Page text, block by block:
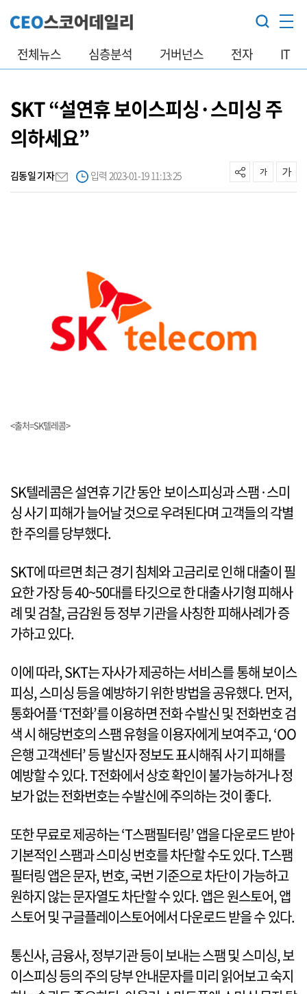
전체뉴스 심층분석 거버넌스 전자 IT
SKT “설연휴 보이스피싱·스미싱 주
의하세요”
김동일 기자 입력 2023-01-19 11:13:25
<출처=SK텔레콤>
SK텔레콤은 설연휴 기간 동안 보이스피싱과 스팸·스미
싱 사기 피해가 늘어날 것으로 우려된다며 고객들의 각별
한 주의를 당부했다.
SKT에 따르면 최근 경기 침체와 고금리로 인해 대출이 필
요한 가장 등 40~50대를 타깃으로 한 대출사기형 피해사
례 및 검찰, 금감원 등 정부 기관을 사칭한 피해사례가 증
가하고 있다.
이에 따라, SKT는 자사가 제공하는 서비스를 통해 보이스
피싱, 스미싱 등을 예방하기 위한 방법을 공유했다. 먼저,
통화어플 ‘T전화’를 이용하면 전화 수발신 및 전화번호 검
색 시 해당번호의 스팸 유형을 이용자에게 보여주고, ‘OO
은행 고객센터’ 등 발신자 정보도 표시해줘 사기 피해를
예방할 수 있다. T전화에서 상호 확인이 불가능하거나 정
보가 없는 전화번호는 수발신에 주의하는 것이 좋다.
또한 무료로 제공하는 ‘T스팸필터링’ 앱을 다운로드 받아
기본적인 스팸과 스미싱 번호를 차단할 수도 있다. T스팸
필터링 앱은 문자, 번호, 국번 기준으로 차단이 가능하고
원하지 않는 문자열도 차단할 수 있다. 앱은 원스토어, 앱
스토어 및 구글플레이스토어에서 다운로드 받을 수 있다.
통신사, 금융사, 정부기관 등이 보내는 스팸 및 스미싱, 보
이스피싱 등의 주의 당부 안내문자를 미리 읽어보고 숙지